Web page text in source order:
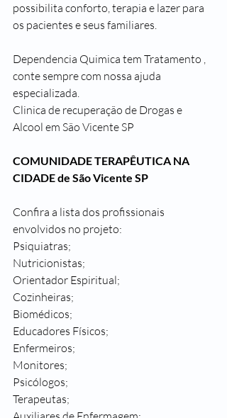
possibilita conforto, terapia e lazer para
os pacientes e seus familiares.
Dependencia Quimica tem Tratamento ,
conte sempre com nossa ajuda
especializada.
Clinica de recuperação de Drogas e
Alcool em São Vicente SP
COMUNIDADE TERAPÊUTICA NA
CIDADE de São Vicente SP
Confira a lista dos profissionais
envolvidos no projeto:
Psiquiatras;
Nutricionistas;
Orientador Espiritual;
Cozinheiras;
Biomédicos;
Educadores Físicos;
Enfermeiros;
Monitores;
Psicólogos;
Terapeutas;